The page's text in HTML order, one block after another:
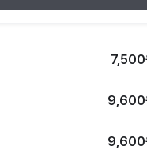
7,500
9,600
9,600